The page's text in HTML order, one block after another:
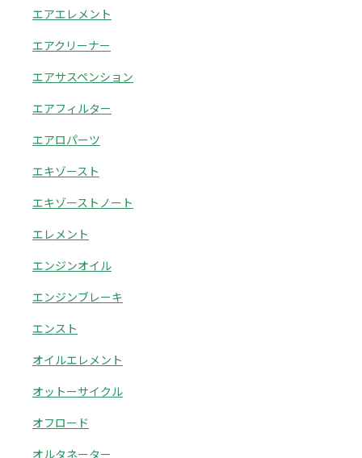
エアエレメント
エアクリーナー
エアサスペンション
エアフィルター
エアロパーツ
エキゾースト
エキゾーストノート
エレメント
エンジンオイル
エンジンブレーキ
エンスト
オイルエレメント
オットーサイクル
オフロード
オルタネーター